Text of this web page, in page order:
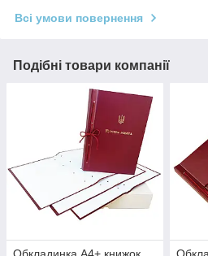
Всі умови повернення
Подібні товари компанії